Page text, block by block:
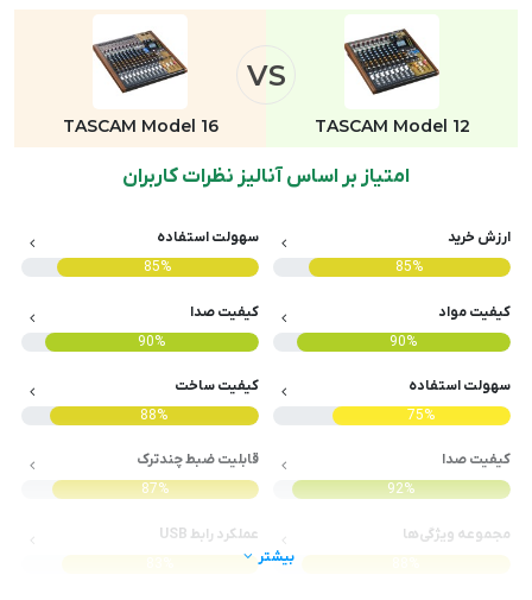
VS
TASCAM Model 12
TASCAM Model 16
امتیاز بر اساس آنالیز نظرات کاربران
ارزش خرید
85%
کیفیت مواد
90%
سهولت استفاده
75%
کیفیت صدا
92%
مجموعه ویژگی‌ها
سهولت استفاده
85%
کیفیت صدا
90%
کیفیت ساخت
88%
قابلیت ضبط چندترک
87%
عملکرد رابط USB
بیشتر